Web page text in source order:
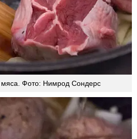
мяса. Фото: Нимрод Сондерс